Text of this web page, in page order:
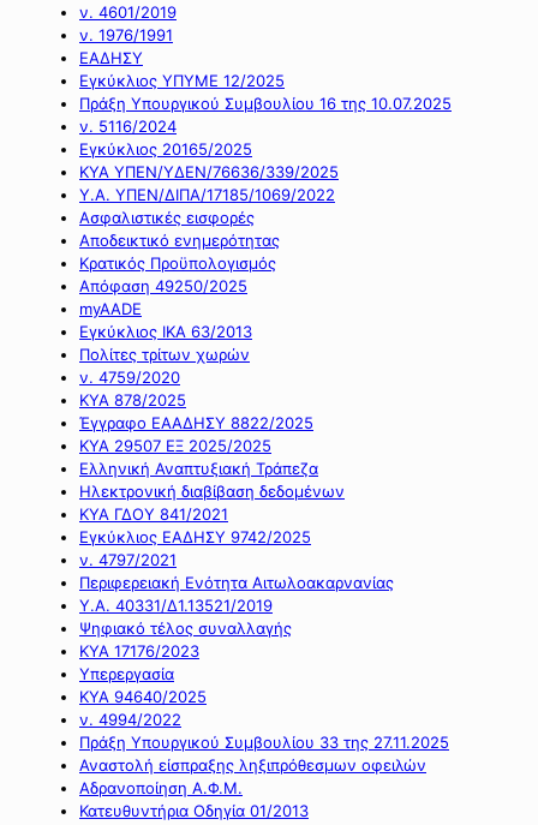
ν. 4601/2019
ν. 1976/1991
ΕΑΔΗΣΥ
Εγκύκλιος ΥΠΥΜΕ 12/2025
Πράξη Υπουργικού Συμβουλίου 16 της 10.07.2025
ν. 5116/2024
Εγκύκλιος 20165/2025
ΚΥΑ ΥΠΕΝ/ΥΔΕΝ/76636/339/2025
Υ.Α. ΥΠΕΝ/ΔΙΠΑ/17185/1069/2022
Ασφαλιστικές εισφορές
Αποδεικτικό ενημερότητας
Κρατικός Προϋπολογισμός
Απόφαση 49250/2025
myAADE
Εγκύκλιος ΙΚΑ 63/2013
Πολίτες τρίτων χωρών
ν. 4759/2020
ΚΥΑ 878/2025
Έγγραφο ΕΑΑΔΗΣΥ 8822/2025
ΚΥΑ 29507 ΕΞ 2025/2025
Ελληνική Αναπτυξιακή Τράπεζα
Ηλεκτρονική διαβίβαση δεδομένων
ΚΥΑ ΓΔΟΥ 841/2021
Εγκύκλιος ΕΑΔΗΣΥ 9742/2025
ν. 4797/2021
Περιφερειακή Ενότητα Αιτωλοακαρνανίας
Υ.Α. 40331/Δ1.13521/2019
Ψηφιακό τέλος συναλλαγής
ΚΥΑ 17176/2023
Υπερεργασία
ΚΥΑ 94640/2025
ν. 4994/2022
Πράξη Υπουργικού Συμβουλίου 33 της 27.11.2025
Αναστολή είσπραξης ληξιπρόθεσμων οφειλών
Αδρανοποίηση Α.Φ.Μ.
Κατευθυντήρια Οδηγία 01/2013